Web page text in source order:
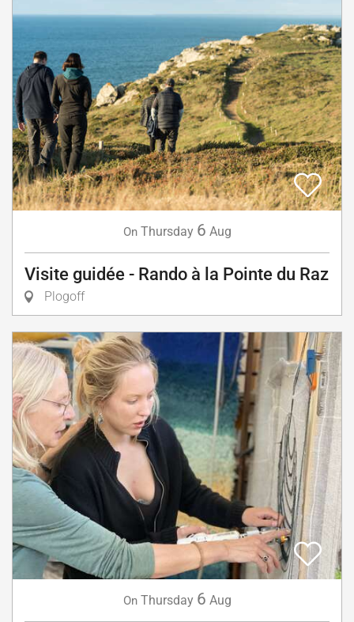
On Thursday 6 Aug
Visite guidée - Rando à la Pointe du Raz
Plogoff
On Thursday 6 Aug